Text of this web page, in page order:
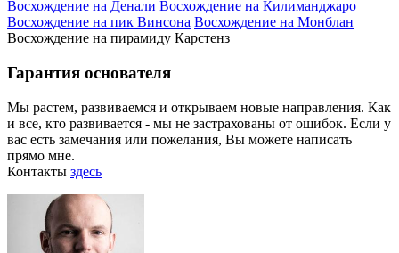
Восхождение на Денали Восхождение на Килиманджаро
Восхождение на пик Винсона Восхождение на Монблан
Восхождение на пирамиду Карстенз
Гарантия основателя
Мы растем, развиваемся и открываем новые направления. Как
и все, кто развивается - мы не застрахованы от ошибок. Если у
вас есть замечания или пожелания, Вы можете написать
прямо мне.
Контакты здесь